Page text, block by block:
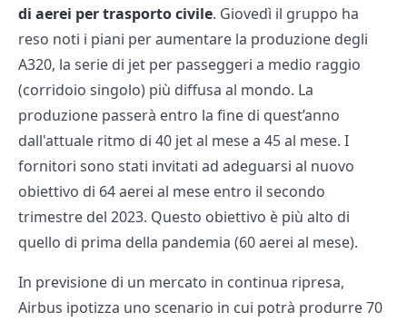
di aerei per trasporto civile. Giovedì il gruppo ha
reso noti i piani per aumentare la produzione degli
A320, la serie di jet per passeggeri a medio raggio
(corridoio singolo) più diffusa al mondo. La
produzione passerà entro la fine di quest’anno
dall'attuale ritmo di 40 jet al mese a 45 al mese. I
fornitori sono stati invitati ad adeguarsi al nuovo
obiettivo di 64 aerei al mese entro il secondo
trimestre del 2023. Questo obiettivo è più alto di
quello di prima della pandemia (60 aerei al mese).
In previsione di un mercato in continua ripresa,
Airbus ipotizza uno scenario in cui potrà produrre 70